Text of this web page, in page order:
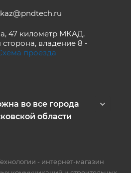
47 километр МКАД,
владение 8 -
проезда
во все города
области
- интернет-магазин